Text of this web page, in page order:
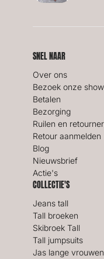
SNEL NAAR
Over ons
Bezoek onze
Betalen
Bezorging
Ruilen en
Retour aanmelden
Blog
Nieuwsbrief
Actie's
COLLECTIE'S
Jeans tall
Tall broeken
Skibroek Tall
Tall jumpsuits
Jas lange vrouwen